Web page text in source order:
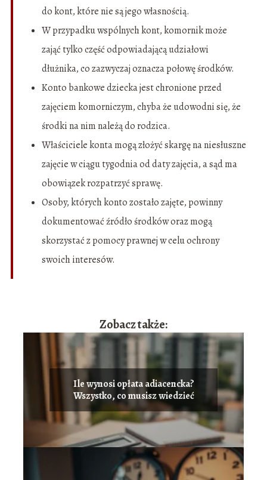
do kont, które nie są jego własnością.
W przypadku wspólnych kont, komornik może
zająć tylko część odpowiadającą udziałowi
dłużnika, co zazwyczaj oznacza połowę środków.
Konto bankowe dziecka jest chronione przed
zajęciem komorniczym, chyba że udowodni się, że
środki na nim należą do rodzica.
Właściciele konta mogą złożyć skargę na niesłuszne
zajęcie w ciągu tygodnia od daty zajęcia, a sąd ma
obowiązek rozpatrzyć sprawę.
Osoby, których konto zostało zajęte, powinny
dokumentować źródło środków oraz mogą
skorzystać z pomocy prawnej w celu ochrony
swoich interesów.
Zobacz także:
Ile wynosi opłata adiacencka?
Wszystko, co musisz wiedzieć